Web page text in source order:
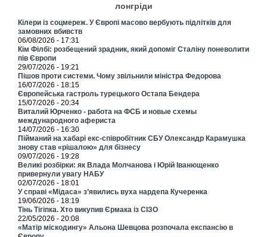
лонгріди
Кілери із соцмереж. У Європі масово вербують підлітків для
замовних вбивств
06/08/2026 - 17:31
Кім Філбі: розбещений зрадник, який допоміг Сталіну поневолити
пів Європи
29/07/2026 - 19:21
Пішов проти системи. Чому звільнили міністра Федорова
16/07/2026 - 18:15
Європейська гастроль турецького Остапа Бендера
15/07/2026 - 20:34
Виталий Юрченко - работа на ФСБ и новые схемы
международного афериста
14/07/2026 - 16:30
Пійманий на хабарі екс-співробітник СБУ Олександр Карамушка
знову став «рішалою» для бізнесу
09/07/2026 - 19:28
Великі розбірки: як Влада Молчанова і Юрій Іванющенко
привернули увагу НАБУ
02/07/2026 - 18:01
У справі «Мідаса» з’явились вуха нардепа Кучеренка
19/06/2026 - 18:19
Тінь Тігіпка. Хто викупив Єрмака із СІЗО
22/05/2026 - 20:08
«Матір міскодингу» Альона Шевцова розпочала експансію в